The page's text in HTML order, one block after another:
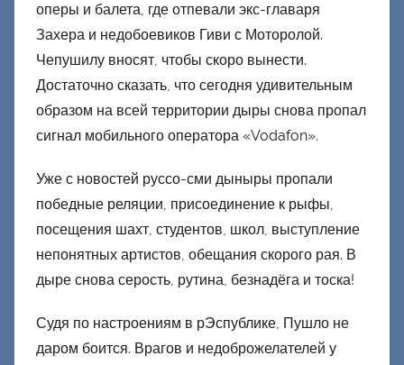
оперы и балета, где отпевали экс-главаря
Захера и недобоевиков Гиви с Моторолой.
Чепушилу вносят, чтобы скоро вынести.
Достаточно сказать, что сегодня удивительным
образом на всей территории дыры снова пропал
сигнал мобильного оператора «Vodafon».
Уже с новостей руссо-сми дыныры пропали
победные реляции, присоединение к рыфы,
посещения шахт, студентов, школ, выступление
непонятных артистов, обещания скорого рая. В
дыре снова серость, рутина, безнадёга и тоска!
Судя по настроениям в рЭспублике, Пушло не
даром боится. Врагов и недоброжелателей у